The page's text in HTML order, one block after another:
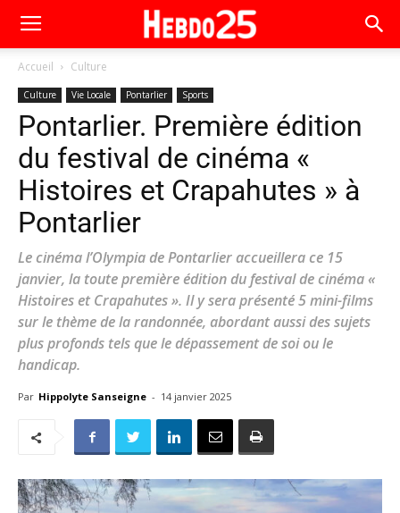
Accueil Culture
Culture Vie Locale Pontarlier Sports
Pontarlier. Première édition
du festival de cinéma «
Histoires et Crapahutes » à
Pontarlier
Le cinéma l’Olympia de Pontarlier accueillera ce 15
janvier, la toute première édition du festival de cinéma «
Histoires et Crapahutes ». Il y sera présenté 5 mini-films
sur le thème de la randonnée, abordant aussi des sujets
plus profonds tels que le dépassement de soi ou le
handicap.
Par Hippolyte Sanseigne - 14 janvier 2025